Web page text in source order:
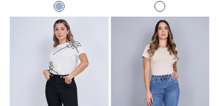
COLOR
AZUL CLARO
COLOR
BLANCO